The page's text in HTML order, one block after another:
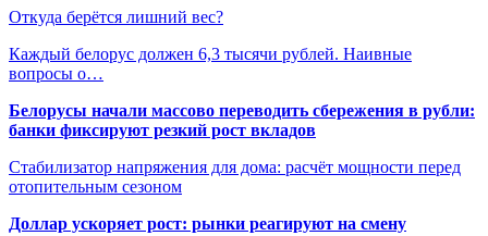
Откуда берётся лишний вес?
Каждый белорус должен 6,3 тысячи рублей. Наивные
вопросы о…
Белорусы начали массово переводить сбережения в рубли:
банки фиксируют резкий рост вкладов
Стабилизатор напряжения для дома: расчёт мощности перед
отопительным сезоном
Доллар ускоряет рост: рынки реагируют на смену